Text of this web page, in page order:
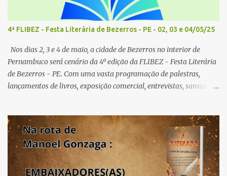
4ª FLIBEZ - Festa Literária de Bezerros - PE - 02, 03 e 04/05/25
Nos dias 2, 3 e 4 de maio, a cidade de Bezerros no interior de
Pernambuco será cenário da 4ª edição da FLIBEZ - Festa Literária
de Bezerros - PE. Com uma vasta programação de palestras,
lançamentos de livros, exposição comercial, entrevistas, saraus
Pedro PAINÉIS LITERÁRIOS: 1º painel- 02/05/25 - 9h: Tema: Em
Tudo Há Poesia - Mediador: Severino Pedro e convidados -
Acesse aqui para se inscrever 2º painel- 02/05/25 - 10h30: Tema:
Saúde Mental e Poesia - Mediador: Pierre Pessôa Convidados:
Cristina Silva e Diogo Pessôa - Acesse aqui para se inscrever 3º